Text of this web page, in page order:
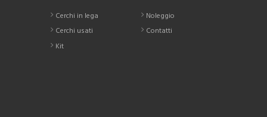
Cerchi in lega
Cerchi usati
Kit
Noleggio
Contatti